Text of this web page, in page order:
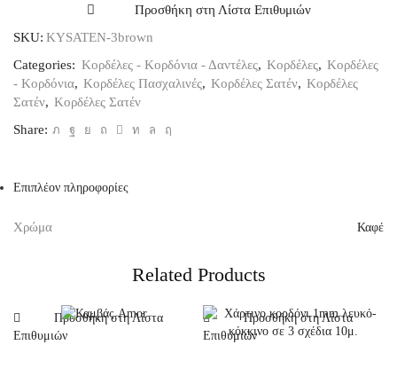
3mm
ποσότητα
Προσθήκη στη Λίστα Επιθυμιών
SKU: KYSATEN-3brown
Categories: Κορδέλες - Κορδόνια - Δαντέλες, Κορδέλες, Κορδέλες
- Κορδόνια, Κορδέλες Πασχαλινές, Κορδέλες Σατέν, Κορδέλες
Σατέν, Κορδέλες Σατέν
Share:
Επιπλέον πληροφορίες
Χρώμα Καφέ
Related Products
Προσθήκη στη Λίστα
Επιθυμιών
Προσθήκη στη Λίστα
Επιθυμιών